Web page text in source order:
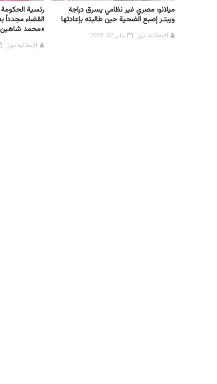
ميلانو: مصري غير نظامي يسرق دراجة
ويبتـر إصبع الضحية حين طالبته بإعادتها
الإيطالية نيوز يناير 02, 2026
رئسية الحكومة
القضاء مجدداً
«محمد
الإيطالية نيوز